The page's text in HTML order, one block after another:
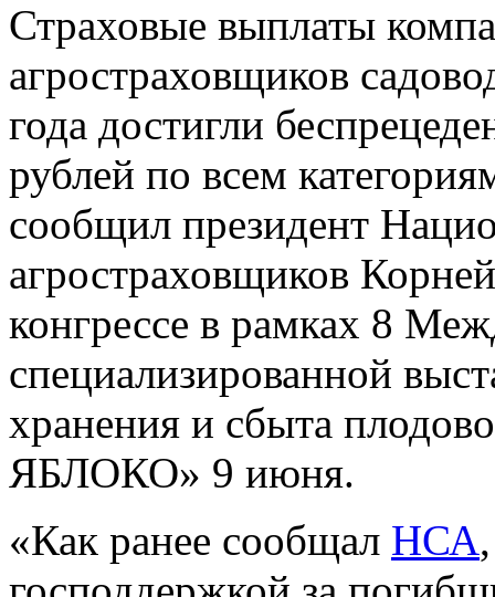
Страховые выплаты
агростраховщиков
года достигли
рублей по всем
сообщил президент
агростраховщиков
конгрессе в рамках 8
специализированной
хранения и сбыта
ЯБЛОКО» 9 июня.
«Как ранее сообщал НСА